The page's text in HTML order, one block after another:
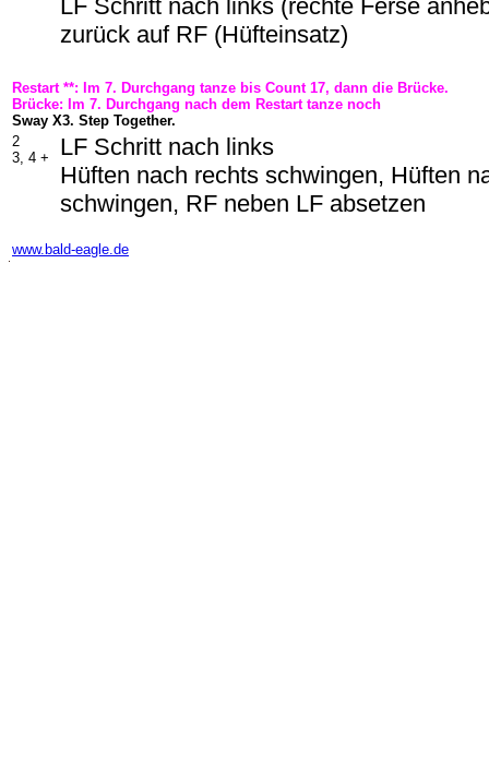
LF Schritt nach links (rechte Ferse
zurück auf RF (Hüfteinsatz)
Restart **: Im 7. Durchgang tanze bis Count 17, dann die Brücke.
Brücke: Im 7. Durchgang nach dem Restart tanze noch
Sway X3. Step Together.
2
3, 4 +
LF Schritt nach links
Hüften nach rechts schwingen, Hüften
schwingen, RF neben LF absetzen
www.bald-eagle.de